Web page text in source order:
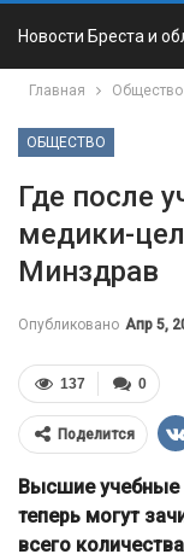
Новости Бреста и
Главная Общество
ОБЩЕСТВО
Где после
медики-
Минздрав
Опубликовано Апр 5,
0
137
Поделится
Высшие учебные
теперь могут
всего